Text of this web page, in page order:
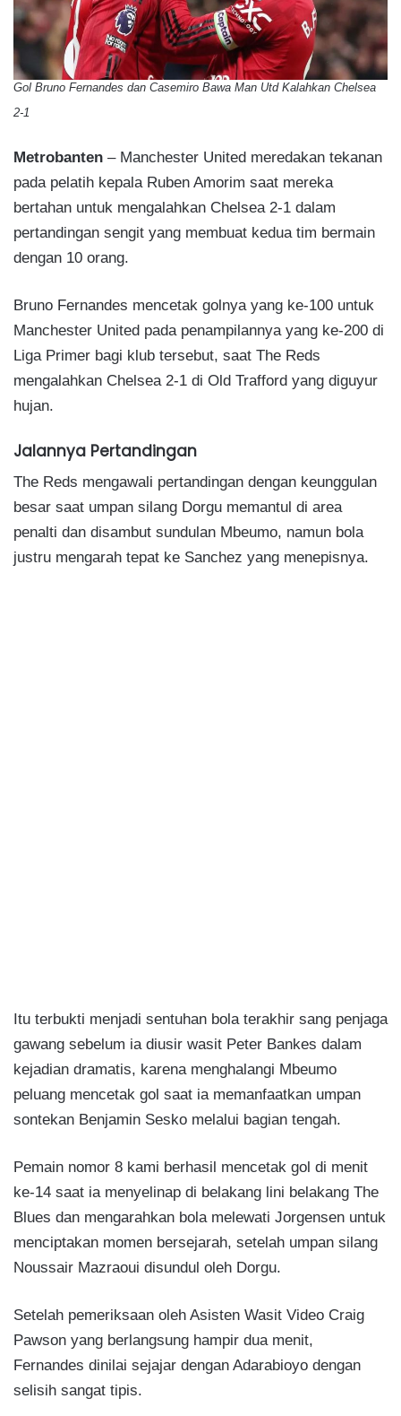
Gol Bruno Fernandes dan Casemiro Bawa Man Utd Kalahkan Chelsea
2-1
Metrobanten – Manchester United meredakan tekanan
pada pelatih kepala Ruben Amorim saat mereka
bertahan untuk mengalahkan Chelsea 2-1 dalam
pertandingan sengit yang membuat kedua tim bermain
dengan 10 orang.
Bruno Fernandes mencetak golnya yang ke-100 untuk
Manchester United pada penampilannya yang ke-200 di
Liga Primer bagi klub tersebut, saat The Reds
mengalahkan Chelsea 2-1 di Old Trafford yang diguyur
hujan.
Jalannya Pertandingan
The Reds mengawali pertandingan dengan keunggulan
besar saat umpan silang Dorgu memantul di area
penalti dan disambut sundulan Mbeumo, namun bola
justru mengarah tepat ke Sanchez yang menepisnya.
Itu terbukti menjadi sentuhan bola terakhir sang penjaga
gawang sebelum ia diusir wasit Peter Bankes dalam
kejadian dramatis, karena menghalangi Mbeumo
peluang mencetak gol saat ia memanfaatkan umpan
sontekan Benjamin Sesko melalui bagian tengah.
Pemain nomor 8 kami berhasil mencetak gol di menit
ke-14 saat ia menyelinap di belakang lini belakang The
Blues dan mengarahkan bola melewati Jorgensen untuk
menciptakan momen bersejarah, setelah umpan silang
Noussair Mazraoui disundul oleh Dorgu.
Setelah pemeriksaan oleh Asisten Wasit Video Craig
Pawson yang berlangsung hampir dua menit,
Fernandes dinilai sejajar dengan Adarabioyo dengan
selisih sangat tipis.